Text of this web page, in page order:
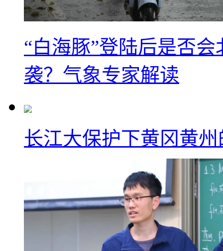
“白海豚”登陆后是否
袭？气象专家解读
长江大保护下黄冈黄